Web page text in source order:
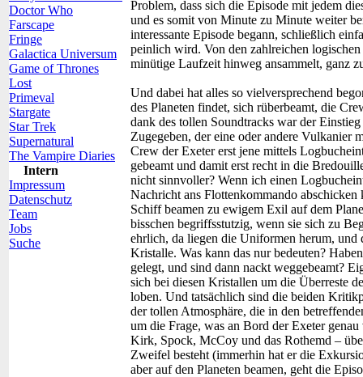
Doctor Who
Farscape
Fringe
Galactica Universum
Game of Thrones
Lost
Primeval
Stargate
Star Trek
Supernatural
The Vampire Diaries
Intern
Impressum
Datenschutz
Team
Jobs
Suche
Problem, dass sich die Episode mit jedem
und es somit von Minute zu Minute weiter
interessante Episode begann, schließlich
peinlich wird. Von den zahlreichen
minütige Laufzeit hinweg ansammelt, ganz
Und dabei hat alles so vielversprechend
des Planeten findet, sich rüberbeamt, die
dank des tollen Soundtracks war der
Zugegeben, der eine oder andere Vulkanier
Crew der Exeter erst jene mittels
gebeamt und damit erst recht in die
nicht sinnvoller? Wenn ich einen
Nachricht ans Flottenkommando abschicken
Schiff beamen zu ewigem Exil auf dem
bisschen begriffsstutzig, wenn sie sich zu
ehrlich, da liegen die Uniformen herum, und
Kristalle. Was kann das nur bedeuten?
gelegt, und sind dann nackt weggebeamt?
sich bei diesen Kristallen um die Überreste
loben. Und tatsächlich sind die beiden
der tollen Atmosphäre, die in den
um die Frage, was an Bord der Exeter
Kirk, Spock, McCoy und das Rothemd –
Zweifel besteht (immerhin hat er die
aber auf den Planeten beamen, geht die